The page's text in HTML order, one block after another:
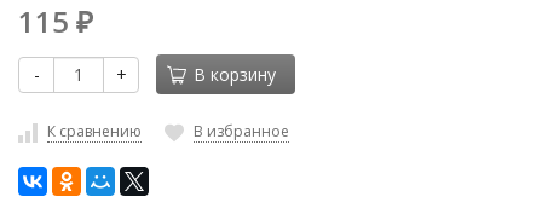
115 ₽
- + В корзину
К сравнению В избранное